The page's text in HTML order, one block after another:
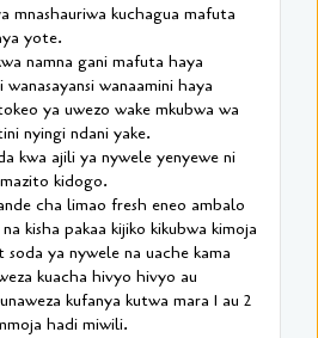
mnashauriwa kuchagua mafuta
yote.
namna gani mafuta haya
wanaamini haya
ya uwezo wake mkubwa wa
nyingi ndani yake.
kwa ajili ya nywele yenyewe ni
kidogo.
cha limao fresh eneo ambalo
kisha pakaa kijiko kikubwa kimoja
ya nywele na uache kama
kuacha hivyo hivyo au
kufanya kutwa mara 1 au 2
hadi miwili.